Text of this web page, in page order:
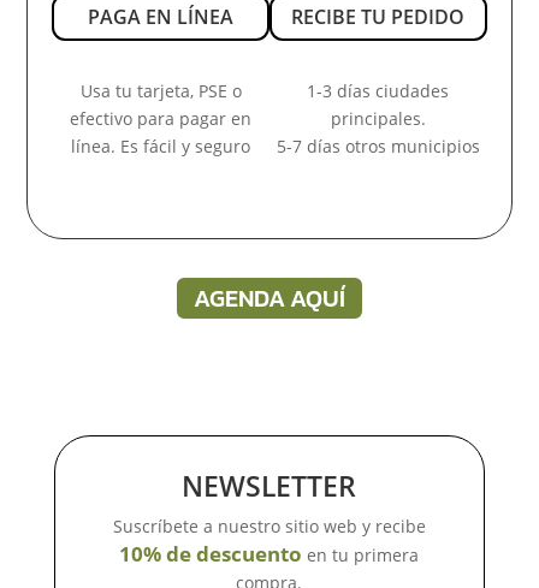
PAGA EN LÍNEA
Usa tu tarjeta, PSE o
efectivo para pagar en
línea. Es fácil y seguro
RECIBE TU PEDIDO
1-3 días ciudades
principales.
5-7 días otros municipios
AGENDA AQUÍ
NEWSLETTER
Suscríbete a nuestro sitio web y recibe
10% de descuento en tu primera
compra.